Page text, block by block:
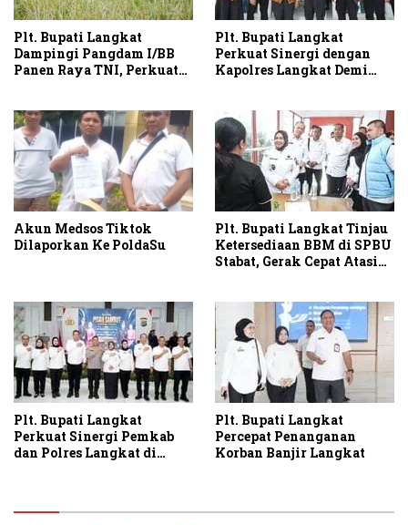
Plt. Bupati Langkat
Dampingi Pangdam I/BB
Panen Raya TNI, Perkuat
Plt. Bupati Langkat
Perkuat Sinergi dengan
Kapolres Langkat Demi
Akun Medsos Tiktok
Dilaporkan Ke PoldaSu
Plt. Bupati Langkat Tinjau
Ketersediaan BBM di SPBU
Stabat, Gerak Cepat Atasi
Plt. Bupati Langkat
Perkuat Sinergi Pemkab
dan Polres Langkat di
Plt. Bupati Langkat
Percepat Penanganan
Korban Banjir Langkat